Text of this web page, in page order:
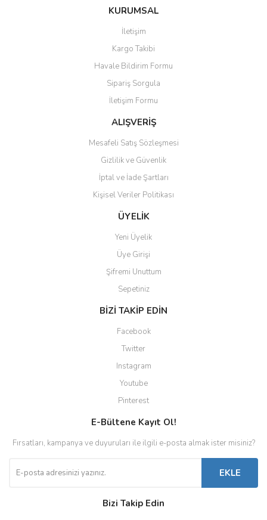
Bu ürüne ilk yorumu siz yapın!
Ürün resmi kalitesiz, bozuk veya görüntülenemiyor.
Ürün açıklamasında eksik bilgiler bulunuyor.
Ürün bilgilerinde hatalar bulunuyor.
Ürün fiyatı diğer sitelerden daha pahalı.
Bu ürüne benzer farklı alternatifler olmalı.
Gönder
KURUMSAL
İletişim
Kargo Takibi
Havale Bildirim Formu
Sipariş Sorgula
İletişim Formu
ALIŞVERİŞ
Mesafeli Satış Sözleşmesi
Gizlilik ve Güvenlik
İptal ve İade Şartları
Kişisel Veriler Politikası
ÜYELİK
Yeni Üyelik
Üye Girişi
Şifremi Unuttum
Sepetiniz
BİZİ TAKİP EDİN
Facebook
Twitter
Instagram
Youtube
Pinterest
E-Bültene Kayıt Ol!
Fırsatları, kampanya ve duyuruları ile ilgili e-posta almak ister misiniz?
EKLE
Bizi Takip Edin